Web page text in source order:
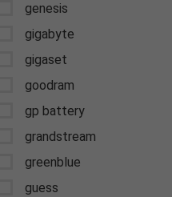
genesis
gigabyte
gigaset
goodram
gp battery
grandstream
greenblue
guess